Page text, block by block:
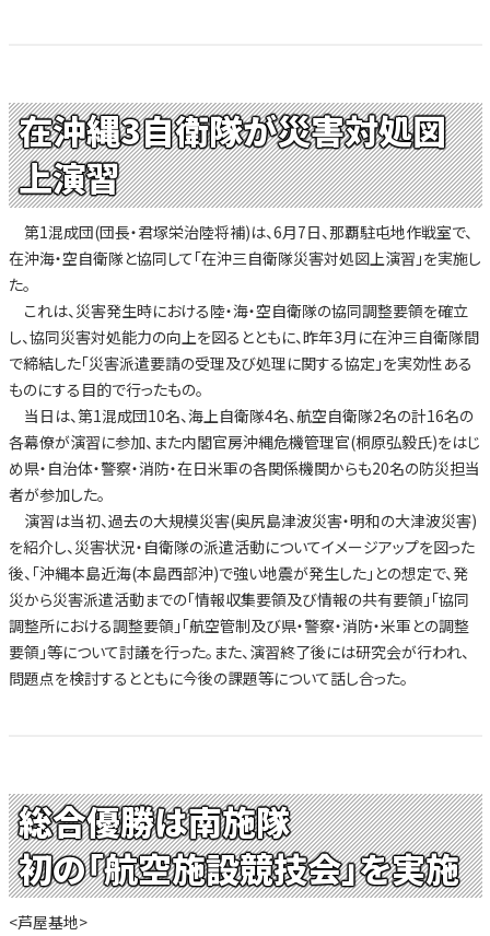
在沖縄3自衛隊が災害対処図
上演習
第1混成団(団長・君塚栄治陸将補)は、6月7日、那覇駐屯地作戦室で、
在沖海・空自衛隊と協同して「在沖三自衛隊災害対処図上演習」を実施し
た。
これは、災害発生時における陸・海・空自衛隊の協同調整要領を確立
し、協同災害対処能力の向上を図るとともに、昨年3月に在沖三自衛隊間
で締結した「災害派遣要請の受理及び処理に関する協定」を実効性ある
ものにする目的で行ったもの。
当日は、第1混成団10名、海上自衛隊4名、航空自衛隊2名の計16名の
各幕僚が演習に参加、また内閣官房沖縄危機管理官(桐原弘毅氏)をはじ
め県・自治体・警察・消防・在日米軍の各関係機関からも20名の防災担当
者が参加した。
演習は当初、過去の大規模災害(奥尻島津波災害・明和の大津波災害)
を紹介し、災害状況・自衛隊の派遣活動についてイメージアップを図った
後、「沖縄本島近海(本島西部沖)で強い地震が発生した」との想定で、発
災から災害派遣活動までの「情報収集要領及び情報の共有要領」「協同
調整所における調整要領」「航空管制及び県・警察・消防・米軍との調整
要領」等について討議を行った。また、演習終了後には研究会が行われ、
問題点を検討するとともに今後の課題等について話し合った。
総合優勝は南施隊
初の「航空施設競技会」を実施
<芦屋基地>